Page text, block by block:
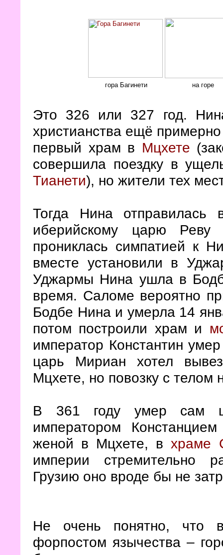
гора Багинети на горе
Это 326 или 327 год.
христианства ещё
первый храм в Мцхете
совершила поездку в
Тианети), но жители тех
Тогда Нина
иберийскому царю
прониклась симпатией к
вместе установили в
Уджармы Нина ушла в
время. Саломе вероятно
Бодбе Нина и умерла 14
потом построили храм и
император Константин
царь Мириан хотел
Мцхете, но повозку с телом
В 361 году умер сам
императором
женой в Мцхете, вхраме
империи стремительно
Грузию оно вроде бы не
Не очень понятно, что
форпостом язычества –